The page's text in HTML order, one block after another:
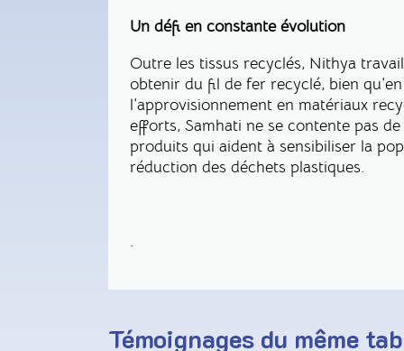
Un défi en constante évolution
Outre les tissus recyclés, Nithya
obtenir du fil de fer recyclé, bien
l’approvisionnement en matériaux
efforts, Samhati ne se contente pas
produits qui aident à sensibiliser la
réduction des déchets plastiques.
.
Témoignages du même